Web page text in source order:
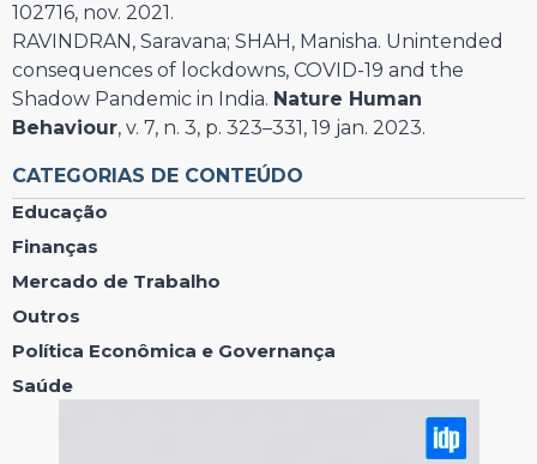
102716, nov. 2021.
RAVINDRAN, Saravana; SHAH, Manisha. Unintended
consequences of lockdowns, COVID-19 and the
Shadow Pandemic in India. Nature Human
Behaviour, v. 7, n. 3, p. 323–331, 19 jan. 2023.
CATEGORIAS DE CONTEÚDO
Educação
Finanças
Mercado de Trabalho
Outros
Política Econômica e Governança
Saúde